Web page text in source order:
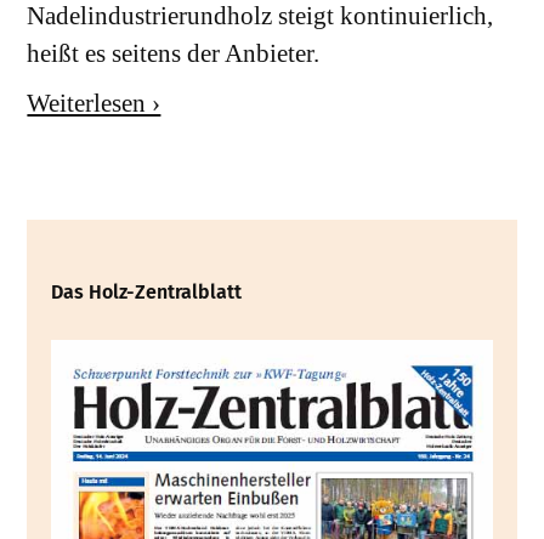
Nadelindustrierundholz steigt kontinuierlich,
heißt es seitens der Anbieter.
Weiterlesen ›
Das Holz-Zentralblatt